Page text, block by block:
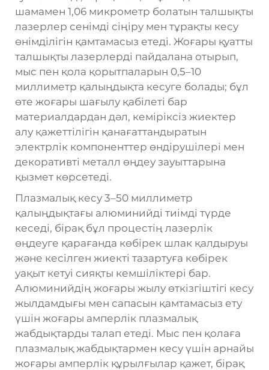
шамамен 1,06 микрометр болатын талшықты
лазерлер сенімді сіңіру мен тұрақты кесу
өнімділігін қамтамасыз етеді. Жоғары қуатты
талшықты лазерлерді пайдалана отырып,
мыс пен қола қорытпаларын 0,5–10
миллиметр қалыңдықта кесуге болады; бұл
өте жоғары шағылу қабілеті бар
материалдардан дәл, кеміріксіз жиектер
алу қажеттілігін қанағаттандыратын
электрлік компоненттер өндірушілері мен
декоративті металл өңдеу зауыттарына
қызмет көрсетеді.
Плазмалық кесу 3–50 миллиметр
қалыңдықтағы алюминийді тиімді түрде
кеседі, бірақ бұл процестің лазерлік
өңдеуге қарағанда көбірек шлак қалдыруы
және кесілген жиекті тазартуға көбірек
уақыт кетуі сияқты кемшіліктері бар.
Алюминийдің жоғары жылу өткізгіштігі кесу
жылдамдығы мен сапасын қамтамасыз ету
үшін жоғары амперлік плазмалық
жабдықтарды талап етеді. Мыс пен қолаға
плазмалық жабдықтармен кесу үшін арнайы
жоғары амперлік құрылғылар қажет, бірақ